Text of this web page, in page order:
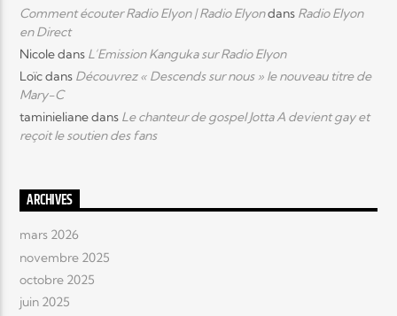
Comment écouter Radio Elyon | Radio Elyondans Radio Elyon
en Direct
Nicoledans L’Emission Kanguka sur Radio Elyon
Loïcdans Découvrez « Descends sur nous » le nouveau titre de
Mary-C
taminielianedans Le chanteur de gospel Jotta A devient gay et
reçoit le soutien des fans
ARCHIVES
mars 2026
novembre 2025
octobre 2025
juin 2025